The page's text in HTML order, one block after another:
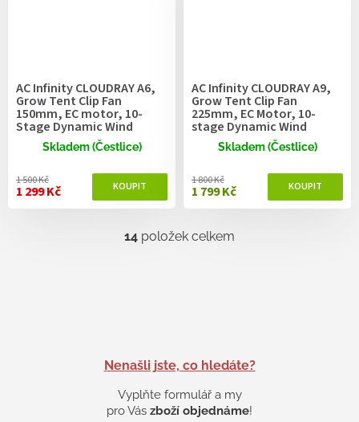
AC Infinity CLOUDRAY A6,
Grow Tent Clip Fan
150mm, EC motor, 10-
Stage Dynamic Wind
Modes and Fan Speeds
Skladem (Čestlice)
1 299 Kč
1 500 Kč
AC Infinity CLOUDRAY A9,
Grow Tent Clip Fan
225mm, EC Motor, 10-
stage Dynamic Wind
Modes and Fan Speeds
Skladem (Čestlice)
1 799 Kč
1 800 Kč
O
p
v
k
14 položek celkem
Nenašli jste, co hledáte?
Vyplňte formulář a my
pro Vás zboží objednáme!